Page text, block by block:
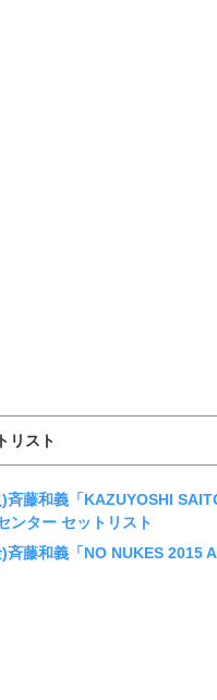
リスト
斉藤和義「KAZUYOSHI
ンター セットリスト
斉藤和義「NO NUKES 2015